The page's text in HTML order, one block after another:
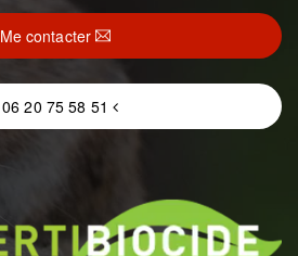
Me contacter
06 20 75 58 51